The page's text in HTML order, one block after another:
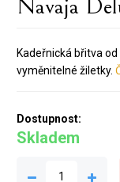
Navaja
Kadeřnická břitva
vyměnitelné žiletky.
Dostupnost:
Skladem